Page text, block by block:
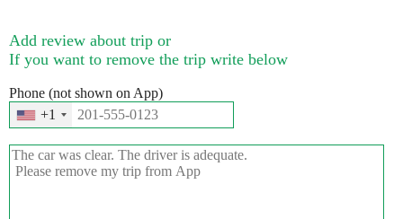
Add review about trip or
If you want to remove the trip write below
Phone (not shown on App)
+1